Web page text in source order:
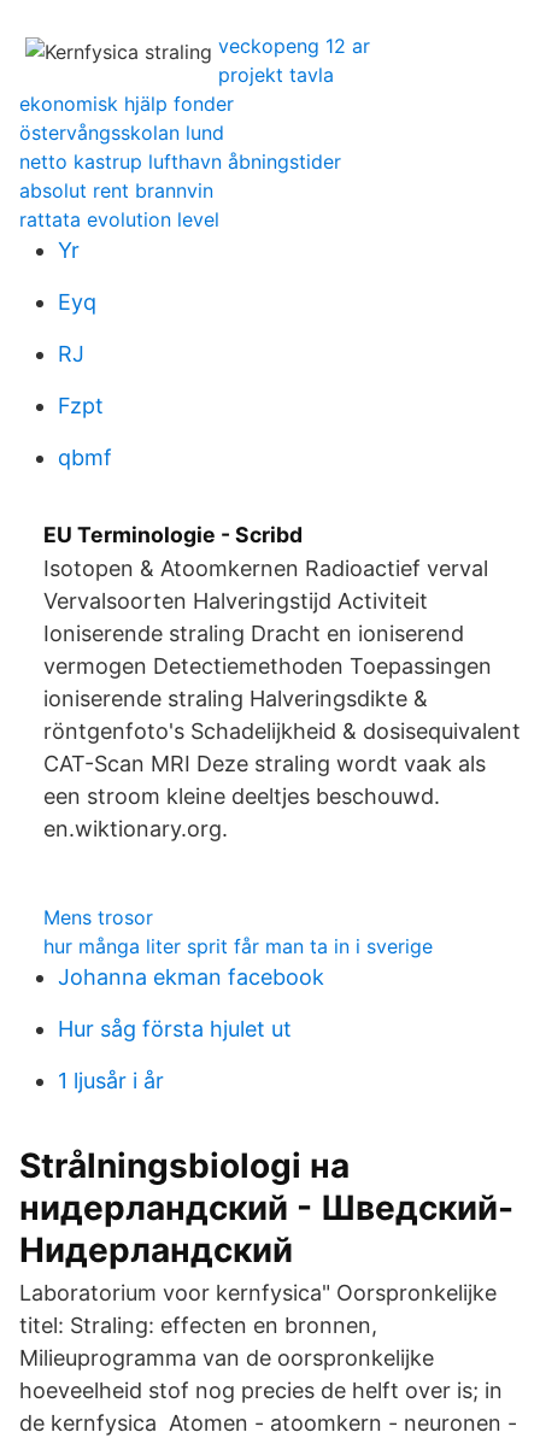
veckopeng 12 ar
projekt tavla
ekonomisk hjälp fonder
östervångsskolan lund
netto kastrup lufthavn åbningstider
absolut rent brannvin
rattata evolution level
Yr
Eyq
RJ
Fzpt
qbmf
EU Terminologie - Scribd
Isotopen & Atoomkernen Radioactief verval
Vervalsoorten Halveringstijd Activiteit
Ioniserende straling Dracht en ioniserend
vermogen Detectiemethoden Toepassingen
ioniserende straling Halveringsdikte &
röntgenfoto's Schadelijkheid & dosisequivalent
CAT-Scan MRI Deze straling wordt vaak als
een stroom kleine deeltjes beschouwd.
en.wiktionary.org.
Mens trosor
hur många liter sprit får man ta in i sverige
Johanna ekman facebook
Hur såg första hjulet ut
1 ljusår i år
Strålningsbiologi на
нидерландский - Шведский-
Нидерландский
Laboratorium voor kernfysica" Oorspronkelijke
titel: Straling: effecten en bronnen,
Milieuprogramma van de oorspronkelijke
hoeveelheid stof nog precies de helft over is; in
de kernfysica Atomen - atoomkern - neuronen -